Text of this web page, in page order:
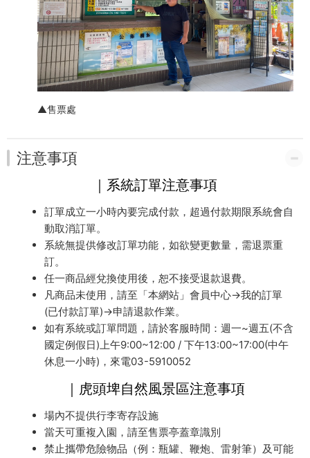
▲售票處
注意事項
｜系統訂單注意事項
訂單成立一小時內要完成付款，超過付款期限系統會自
動取消訂單。
系統無提供修改訂單功能，如欲變更數量，需退票重
訂。
任一商品經兌換使用後，恕不接受退款退費。
凡商品未使用，請至「本網站」會員中心→我的訂單
(已付款訂單)→申請退款作業。
如有系統或訂單問題，請於客服時間：週一~週五(不含
國定例假日)上午9:00~12:00 / 下午13:00~17:00(中午
休息一小時)，來電03-5910052
｜虎頭埤自然風景區注意事項
場內不提供行李寄存設施
當天可重複入園，請至售票亭蓋章識別
禁止攜帶危險物品（例：瓶罐、鞭炮、雷射筆）及可能